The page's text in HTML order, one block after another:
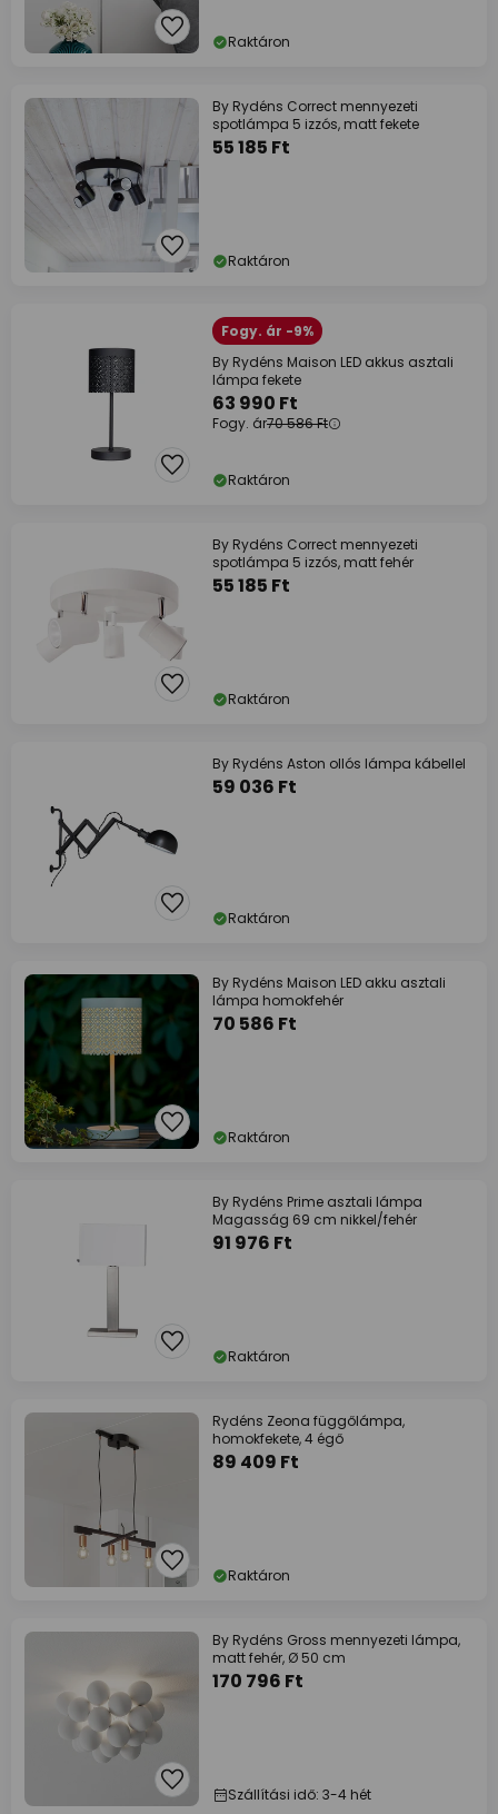
Raktáron
By Rydéns Correct mennyezeti
spotlámpa 5 izzós, matt fekete
55 185 Ft
Raktáron
Fogy. ár -9%
By Rydéns Maison LED akkus asztali
lámpa fekete
63 990 Ft
Fogy. ár70 586 Ft
Raktáron
By Rydéns Correct mennyezeti
spotlámpa 5 izzós, matt fehér
55 185 Ft
Raktáron
By Rydéns Aston ollós lámpa kábellel
59 036 Ft
Raktáron
By Rydéns Maison LED akku asztali
lámpa homokfehér
70 586 Ft
Raktáron
By Rydéns Prime asztali lámpa
Magasság 69 cm nikkel/fehér
91 976 Ft
Raktáron
Rydéns Zeona függőlámpa,
homokfekete, 4 égő
89 409 Ft
Raktáron
By Rydéns Gross mennyezeti lámpa,
matt fehér, Ø 50 cm
170 796 Ft
Szállítási idő: 3-4 hét